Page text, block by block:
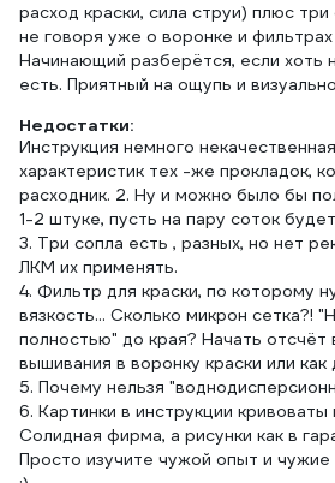
расход краски, сила струи) плюс
не говоря уже о воронке и фильтрах
Начинающий разберётся, если хоть
есть. Приятный на ощупь и
Недостатки:
Инструкция немного
характеристик тех -же прокладок,
расходник. 2. Ну и можно было бы
1-2 штуке, пусть на пару соток
3. Три сопла есть , разных, но нет
ЛКМ их применять.
4. Фильтр для краски, по которому
вязкость... Сколько микрон сетка?!
полностью" до края? Начать
вышивания в воронку краски или
5. Почему нельзя
6. Картинки в инструкции
Солидная фирма, а рисунки как в
Просто изучите чужой опыт и